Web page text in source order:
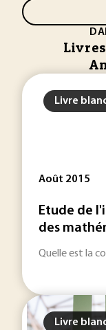
Livre
Août 2015
Etude de
des
Quelle est la
Livre